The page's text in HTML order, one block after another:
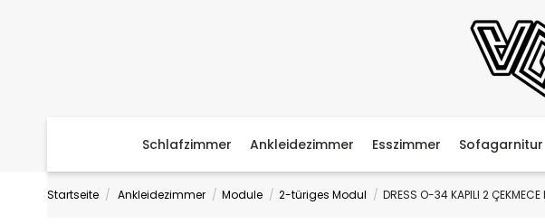
Schlafzimmer Ankleidezimmer Esszimmer Sofagarnitur
Startseite Ankleidezimmer Module 2-türiges Modul DRESS O-34 KAPILI 2 ÇEKMECE